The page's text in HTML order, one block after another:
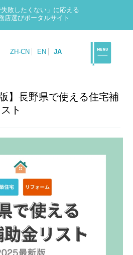
失敗したくない」に応える
店選びポータルサイト
ZH-CN EN JA
】長野県で使える住宅補
ト